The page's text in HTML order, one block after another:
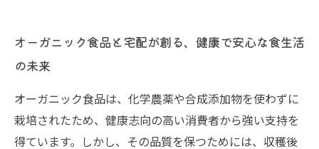
オーガニック食品と宅配が創る、健康で安心な食生活
の未来
オーガニック食品は、化学農薬や合成添加物を使わずに
栽培されたため、健康志向の高い消費者から強い支持を
得ています。しかし、その品質を保つためには、収穫後